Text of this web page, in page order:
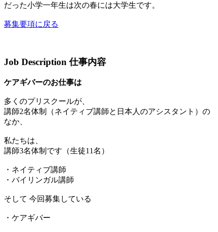
だった小学一年生は次の春には大学生です。
募集要項に戻る
Job Description 仕事内容
ケアギバーのお仕事は
多くのプリスクールが、
講師2名体制（ネイティブ講師と日本人のアシスタント）の
なか、
私たちは、
講師3名体制です（生徒11名）
・ネイティブ講師
・バイリンガル講師
そして 今回募集している
・ケアギバー